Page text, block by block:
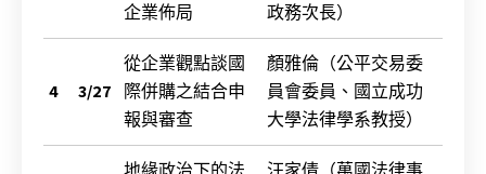
企業佈局
政務次長）
4 3/27
從企業觀點談國
際併購之結合申
報與審查
顏雅倫（公平交易委
員會委員、國立成功
大學法律學系教授）